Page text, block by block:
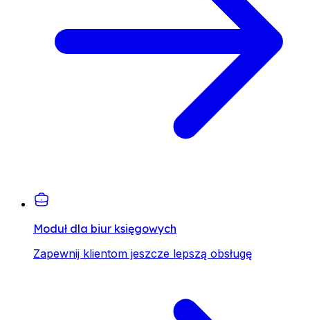
Moduł dla biur księgowych
Zapewnij klientom jeszcze lepszą obsługę